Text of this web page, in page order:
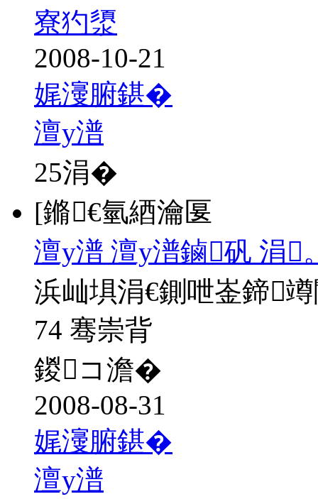
寮犳澃
2008-10-21
娓濅腑鍖�
澶у潽
25涓�
[鏅€氫綇瀹匽
澶у潽 澶у潽鏀矾 涓
浜屾埧涓€鍘呭崟鍗
74 骞崇背
鍐コ澹�
2008-08-31
娓濅腑鍖�
澶у潽